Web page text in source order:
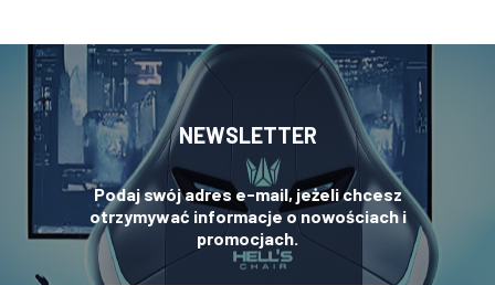
NEWSLETTER
Podaj swój adres e-mail, jeżeli chcesz
otrzymywać informacje o nowościach i
promocjach.